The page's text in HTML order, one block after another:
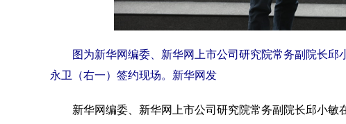
图为新华网编委、新华网上市公司研究院常务副院长
永卫（右一）签约现场。新华网发
新华网编委、新华网上市公司研究院常务副院长邱小敏